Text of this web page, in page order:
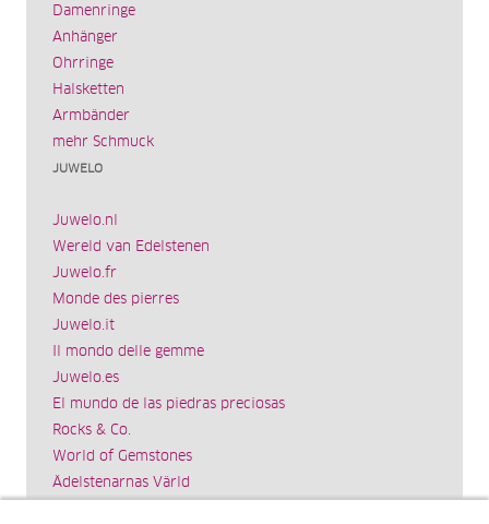
Damenringe
Anhänger
Ohrringe
Halsketten
Armbänder
mehr Schmuck
JUWELO
Juwelo.nl
Wereld van Edelstenen
Juwelo.fr
Monde des pierres
Juwelo.it
Il mondo delle gemme
Juwelo.es
El mundo de las piedras preciosas
Rocks & Co.
World of Gemstones
Ädelstenarnas Värld